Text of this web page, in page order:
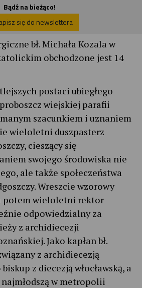
Bądź na bieżąco!
się do newslettera
bł. Michała Kozala w
obchodzone jest 14
postaci ubiegłego
wiejskiej parafii
szacunkiem i uznaniem
wieloletni duszpasterz
cieszący się
swojego środowiska nie
ale także społeczeństwa
Wreszcie wzorowy
potem wieloletni rektor
odpowiedzialny za
z archidiecezji
Jako kapłan bł.
z archidiecezją
z diecezją włocławską, a
w metropolii